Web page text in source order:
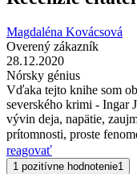
Magdaléna Kovácsová
Overený zákazník
28.12.2020
Nórsky génius
Vďaka tejto knihe som
severského krimi - Ingar
vývin deja, napätie,
prítomnosti, proste
reagovať
1 pozitívne hodnotenie1